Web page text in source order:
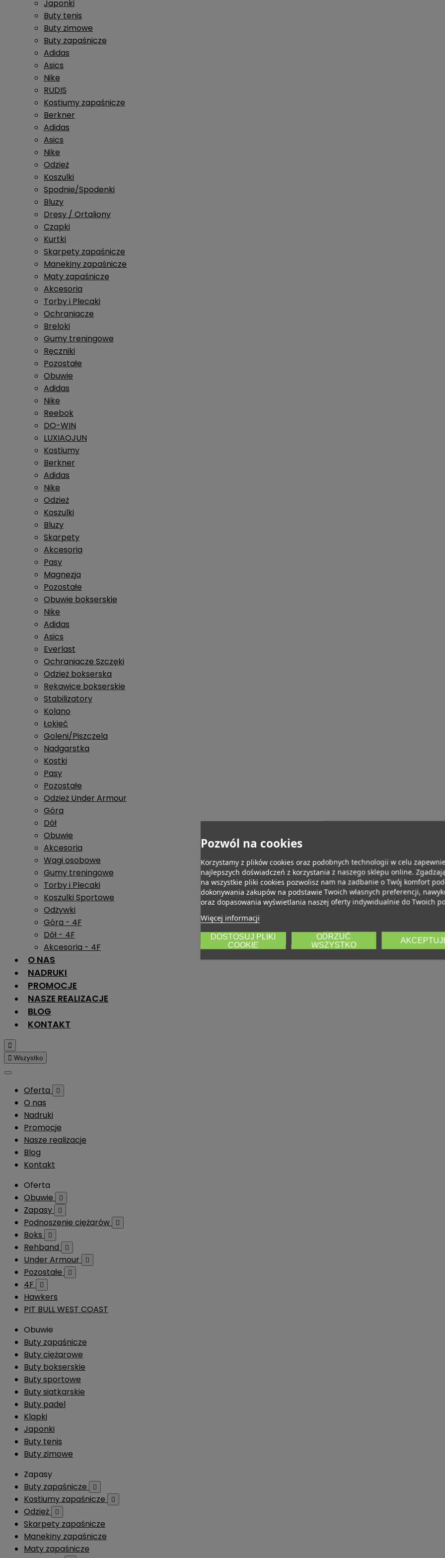
Japonki
Buty tenis
Buty zimowe
Buty zapaśnicze
Adidas
Asics
Nike
RUDIS
Kostiumy zapaśnicze
Berkner
Adidas
Asics
Nike
Odzież
Koszulki
Spodnie/Spodenki
Bluzy
Dresy / Ortaliony
Czapki
Kurtki
Skarpety zapaśnicze
Manekiny zapaśnicze
Maty zapaśnicze
Akcesoria
Torby i Plecaki
Ochraniacze
Breloki
Gumy treningowe
Ręczniki
Pozostałe
Obuwie
Adidas
Nike
Reebok
DO-WIN
LUXIAOJUN
Kostiumy
Berkner
Adidas
Nike
Odzież
Koszulki
Bluzy
Skarpety
Akcesoria
Pasy
Magnezja
Pozostałe
Obuwie bokserskie
Nike
Adidas
Asics
Everlast
Ochraniacze Szczęki
Odzież bokserska
Rękawice bokserskie
Stabilizatory
Kolano
Łokieć
Goleni/Piszczela
Nadgarstka
Kostki
Pasy
Pozostałe
Odzież Under Armour
Góra
Dół
Obuwie
Akcesoria
Wagi osobowe
Gumy treningowe
Torby i Plecaki
Koszulki Sportowe
Odżywki
Góra - 4F
Dół - 4F
Akcesoria - 4F
O NAS
NADRUKI
PROMOCJE
NASZE REALIZACJE
BLOG
KONTAKT

 Wszystko
Oferta 
O nas
Nadruki
Promocje
Nasze realizacje
Blog
Kontakt
Oferta
Obuwie

Zapasy 
Podnoszenie ciężarów 
Boks 
Rehband 
Under Armour 
Pozostałe 
4F 
Hawkers
PIT BULL WEST COAST
Obuwie
Buty zapaśnicze
Buty ciężarowe
Buty bokserskie
Buty sportowe
Buty siatkarskie
Buty padel
Klapki
Japonki
Buty tenis
Buty zimowe
Zapasy
Buty zapaśnicze

Kostiumy zapaśnicze 
Odzież 
Skarpety zapaśnicze
Manekiny zapaśnicze
Maty zapaśnicze
Pozwól na cookies
Korzystamy z plików cookies oraz podobnych technologii w celu
najlepszych doświadczeń z korzystania z naszego sklepu online.
na wszystkie pliki cookies pozwolisz nam na zadbanie o Twój komfort
dokonywania zakupów na podstawie Twoich własnych preferencji,
oraz dopasowania wyświetlania naszej oferty indywidualnie do Twoich
Więcej informacji
DOSTOSUJ PLIKI
COOKIE
ODRZUĆ
WSZYSTKO